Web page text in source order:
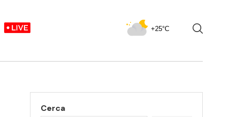
+25°C
Cerca